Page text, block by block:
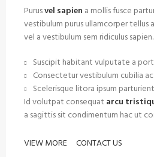
Purusvel sapien a mollis fusce
vestibulum purus ullamcorper tellus
vel a vestibulum sem ridiculus sapien.
Suscipit habitant vulputate a
Consectetur vestibulum cubilia
Scelerisque litora ipsum
Id volutpat consequat arcu
a sagittis sit condimentum hac ut
VIEW MORE CONTACT US